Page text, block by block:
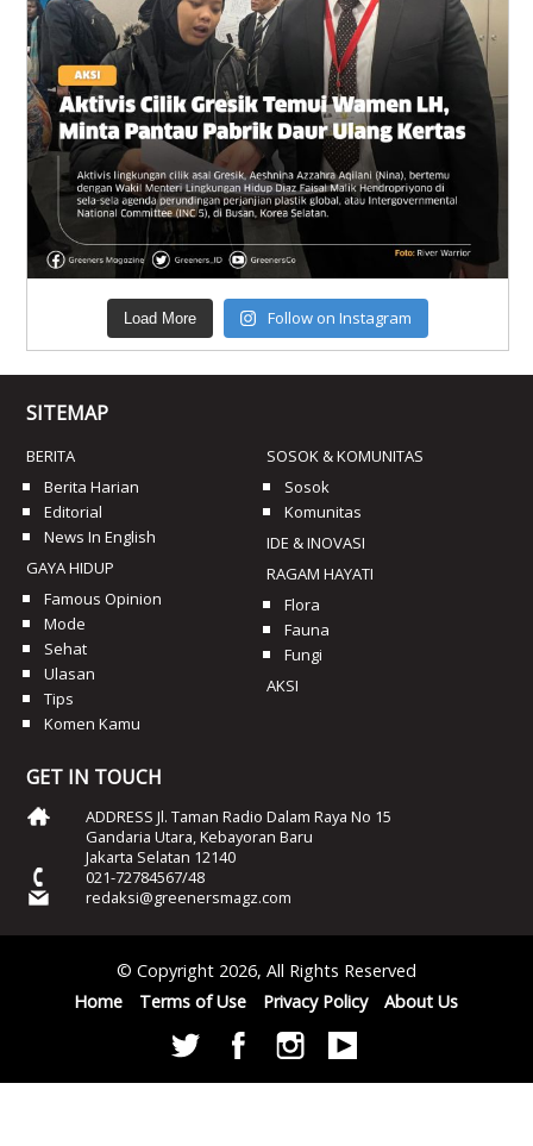
Load More Follow on Instagram
SITEMAP
BERITA
Berita Harian
Editorial
News In English
GAYA HIDUP
Famous Opinion
Mode
Sehat
Ulasan
Tips
Komen Kamu
SOSOK & KOMUNITAS
Sosok
Komunitas
IDE & INOVASI
RAGAM HAYATI
Flora
Fauna
Fungi
AKSI
GET IN TOUCH
ADDRESS Jl. Taman Radio Dalam Raya No 15
Gandaria Utara, Kebayoran Baru
Jakarta Selatan 12140
021-72784567/48
redaksi@greenersmagz.com
© Copyright 2026, All Rights Reserved
Home
Terms of Use Privacy Policy About Us